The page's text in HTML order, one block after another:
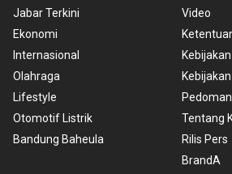
Jabar Terkini
Ekonomi
Internasional
Olahraga
Lifestyle
Otomotif Listrik
Bandung Baheula
Video
Tentang
Rilis Pers
BrandA